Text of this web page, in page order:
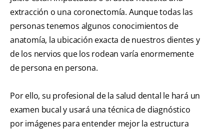
extracción o una coronectomía. Aunque todas las
personas tenemos algunos conocimientos de
anatomía, la ubicación exacta de nuestros dientes y
de los nervios que los rodean varía enormemente
de persona en persona.
Por ello, su profesional de la salud dental le hará un
examen bucal y usará una técnica de diagnóstico
por imágenes para entender mejor la estructura